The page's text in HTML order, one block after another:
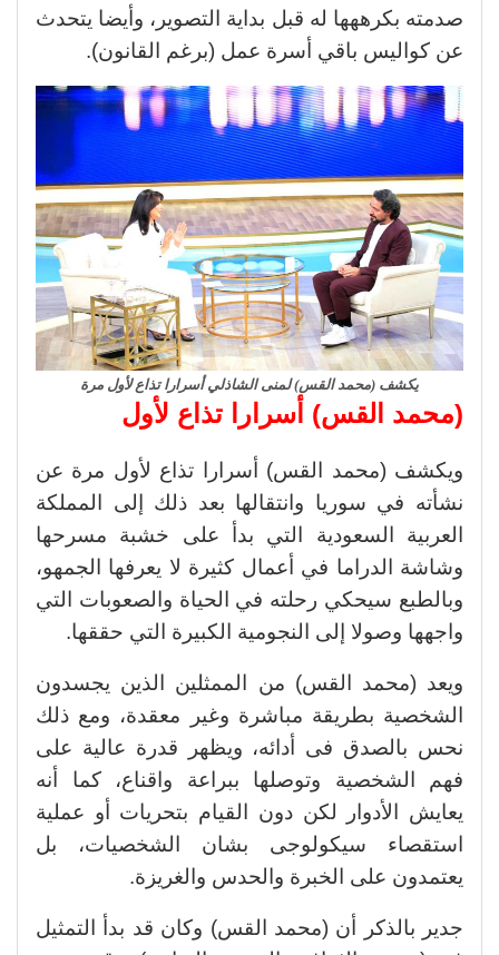
صدمته بكرههها له قبل بداية التصوير، وأيضا يتحدث
عن كواليس باقي أسرة عمل (برغم القانون).
يكشف (محمد القس) لمنى الشاذلي أسرارا تذاع لأول مرة
(محمد القس) أسرارا تذاع لأول
ويكشف (محمد القس) أسرارا تذاع لأول مرة عن
نشأته في سوريا وانتقالها بعد ذلك إلى المملكة
العربية السعودية التي بدأ على خشبة مسرحها
وشاشة الدراما في أعمال كثيرة لا يعرفها الجمهو،
وبالطبع سيحكي رحلته في الحياة والصعوبات التي
واجهها وصولا إلى النجومية الكبيرة التي حققها.
ويعد (محمد القس) من الممثلين الذين يجسدون
الشخصية بطريقة مباشرة وغير معقدة، ومع ذلك
نحس بالصدق فى أدائه، ويظهر قدرة عالية على
فهم الشخصية وتوصلها ببراعة واقناع، كما أنه
يعايش الأدوار لكن دون القيام بتحريات أو عملية
استقصاء سيكولوجى بشان الشخصيات، بل
يعتمدون على الخبرة والحدس والغريزة.
جدير بالذكر أن (محمد القس) وكان قد بدأ التمثيل